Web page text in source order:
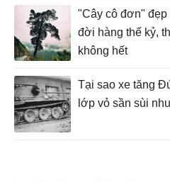
"Cây cô đơn" đẹp
đời hàng thế kỷ,
không hết
Tại sao xe tăng
lớp vỏ sần sùi